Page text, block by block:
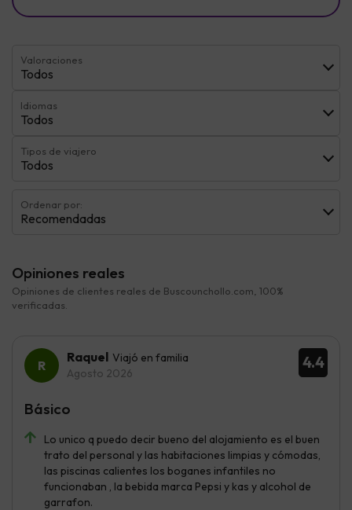
Valoraciones
Todos
Idiomas
Todos
Tipos de viajero
Todos
Ordenar por:
Recomendadas
Opiniones reales
Opiniones de clientes reales de Buscounchollo.com, 100%
verificadas.
4.4
Raquel Viajó en familia
Agosto 2026
Lo unico q puedo decir bueno del alojamiento es el buen
trato del personal y las habitaciones limpias y cómodas,
las piscinas calientes los boganes infantiles no
funcionaban , la bebida marca Pepsi y kas y alcohol de
garrafon.
Básico